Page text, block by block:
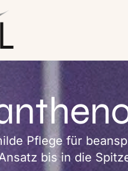
Pflege für
bis in die